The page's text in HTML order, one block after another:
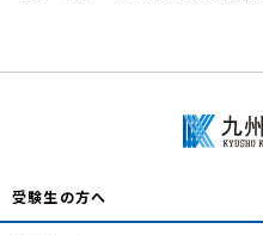
受験生の方へ